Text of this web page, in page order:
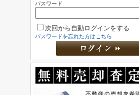
パスワード
次回から自動ログインをする
パスワードを忘れた方はこちら